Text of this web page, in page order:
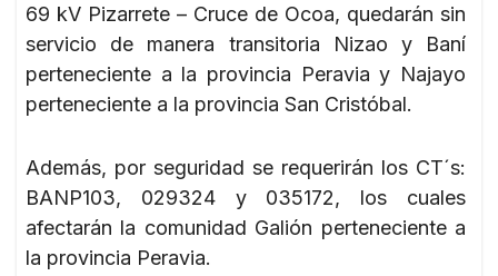
69 kV Pizarrete – Cruce de Ocoa, quedarán sin
servicio de manera transitoria Nizao y Baní
perteneciente a la provincia Peravia y Najayo
perteneciente a la provincia San Cristóbal.
Además, por seguridad se requerirán los CT´s:
BANP103, 029324 y 035172, los cuales
afectarán la comunidad Galión perteneciente a
la provincia Peravia.